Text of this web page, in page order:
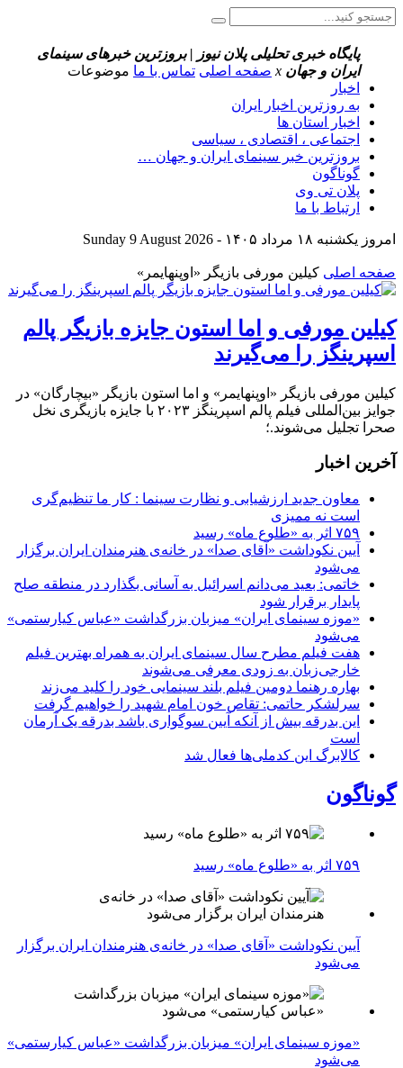
پایگاه خبری تحلیلی پلان نیوز | بروزترین خبرهای سینمای
ایران و جهان x صفحه اصلی تماس با ما موضوعات
اخبار
به روزترین اخبار ایران
اخبار استان ها
اجتماعی ، اقتصادی ، سیاسی
بروزترین خبر سینمای ایران و جهان …
گوناگون
پلان تی وی
ارتباط با ما
امروز یکشنبه ۱۸ مرداد ۱۴۰۵ - Sunday 9 August 2026
صفحه اصلی کیلین مورفی بازیگر «اوپنهایمر»
کیلین مورفی و اما استون جایزه بازیگر پالم
اسپرینگز را می‌گیرند
کیلین مورفی بازیگر «اوپنهایمر» و اما استون بازیگر «بیچارگان» در
جوایز بین‌المللی فیلم پالم اسپرینگز ۲۰۲۳ با جایزه بازیگری نخل
صحرا تجلیل می‌شوند.؛
آخرین اخبار
معاون جدید ارزشیابی و نظارت سینما : کار ما تنظیم‌گری
است نه ممیزی
۷۵۹ اثر به «طلوع ماه» رسید
آیین نکوداشت «آقای صدا» در خانه‌ی هنرمندان ایران برگزار
می‌شود
خاتمی: بعید می‌دانم اسرائیل به آسانی بگذارد در منطقه صلح
پایدار برقرار شود
«موزه سینمای ایران» میزبان بزرگداشت «عباس کیارستمی»
می‌شود
هفت فیلم مطرح سال سینمای ایران به همراه بهترین فیلم
خارجی‌زبان به زودی معرفی می‌شوند
بهاره رهنما دومین فیلم بلند سینمایی خود را کلید می‌زند
سرلشکر حاتمی: تقاص خون امام شهید را خواهیم گرفت
این بدرقه بیش از آنکه آیین سوگواری باشد بدرقه یک آرمان
است
کالابرگ این کدملی‌ها فعال شد
گوناگون
۷۵۹ اثر به «طلوع ماه» رسید
آیین نکوداشت «آقای صدا» در خانه‌ی هنرمندان ایران برگزار
می‌شود
«موزه سینمای ایران» میزبان بزرگداشت «عباس کیارستمی»
می‌شود